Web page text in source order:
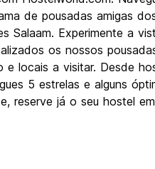
de pousadas amigas
Salaam. Experimente a
os nossos
e locais a visitar. Desde
5 estrelas e alguns
reserve já o seu hostel